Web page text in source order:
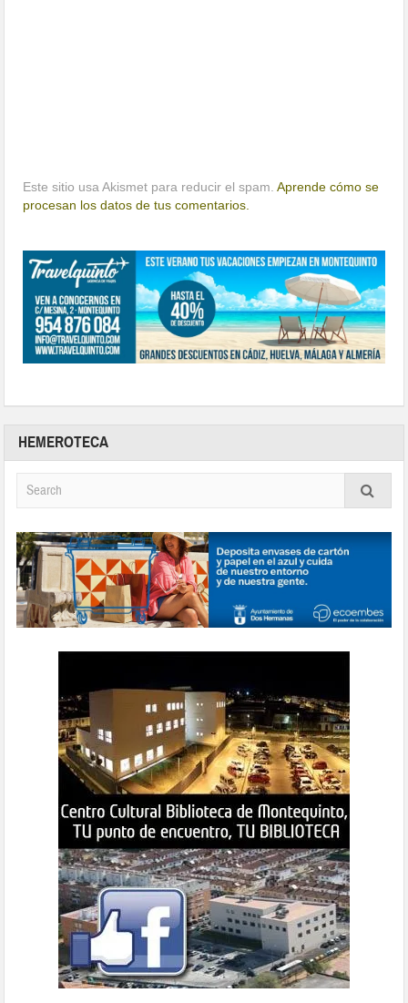
Este sitio usa Akismet para reducir el spam.Aprende cómo se
procesan los datos de tus comentarios.
HEMEROTECA